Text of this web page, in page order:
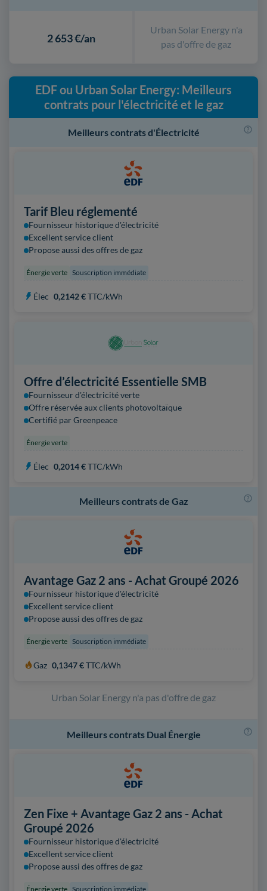
2 653 €/an
Urban Solar Energy n'a
pas d'offre de gaz
EDF ou Urban Solar Energy: Meilleurs
contrats pour l'électricité et le gaz
Tarif Bleu réglementé
Fournisseur historique d'électricité
Excellent service client
Propose aussi des offres de gaz
Énergie verte Souscription immédiate
Élec 0,2142 €TTC/kWh
Meilleurs contrats d'Électricité
Offre d’électricité Essentielle SMB
Fournisseur d'électricité verte
Offre réservée aux clients photovoltaïque
Certifié par Greenpeace
Énergie verte
Élec 0,2014 €TTC/kWh
Avantage Gaz 2 ans - Achat Groupé 2026
Fournisseur historique d'électricité
Excellent service client
Propose aussi des offres de gaz
Énergie verte Souscription immédiate
Gaz 0,1347 €TTC/kWh
Meilleurs contrats de Gaz
Urban Solar Energy n'a pas d'offre de gaz
Zen Fixe + Avantage Gaz 2 ans - Achat
Groupé 2026
Fournisseur historique d'électricité
Excellent service client
Propose aussi des offres de gaz
Énergie verte Souscription immédiate
Meilleurs contrats Dual Énergie